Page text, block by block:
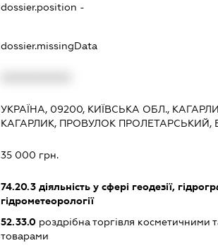
dossier.position -
dossier.missingData
УКРАЇНА, 09200, КИЇВСЬКА ОБЛ.,
КАГАРЛИК, ПРОВУЛОК ПРОЛЕТАРСЬКИЙ,
35 000 грн.
74.20.3діяльність у сфері геодезії,
гідрометеорології
52.33.0роздрібна торгівля косметичними
товарами